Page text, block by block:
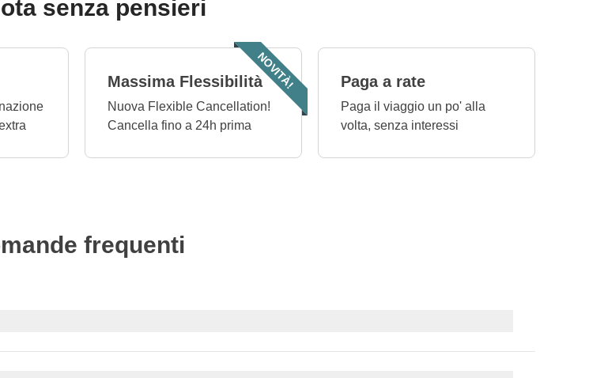
senza pensieri
NOVITÀ!
Massima Flessibilità
Nuova Flexible Cancellation!
Cancella fino a 24h prima
Paga a rate
Paga il viaggio un po' alla
volta, senza interessi
frequenti